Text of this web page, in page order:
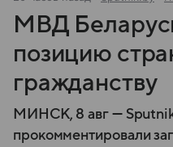
МВД
позицию
гражданству
МИНСК, 8 авг —
прокомментировали